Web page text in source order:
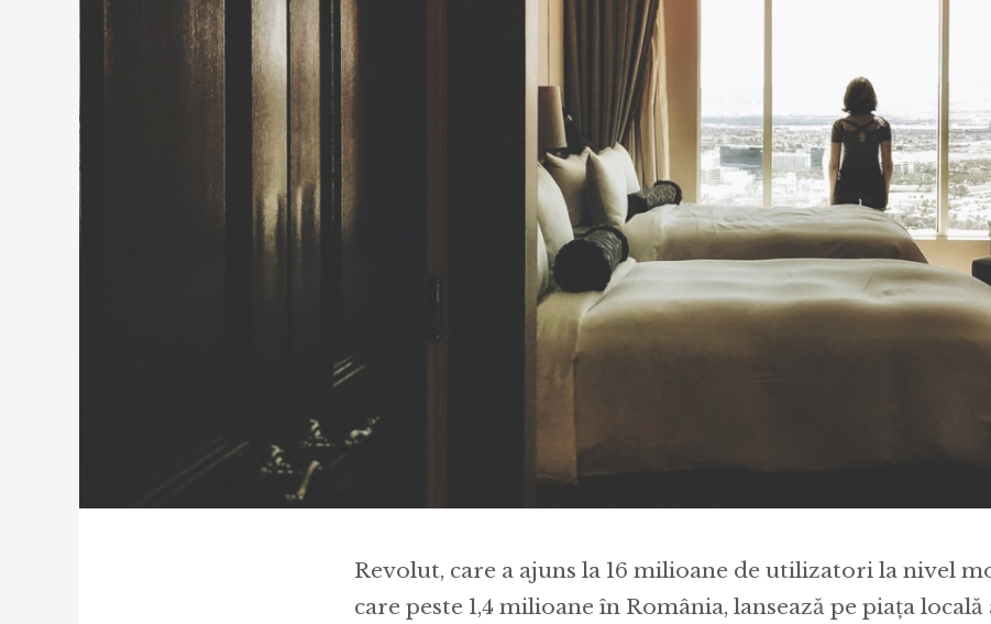
Revolut, care a ajuns la 16 milioane de utilizatori la nivel
care peste 1,4 milioane în România, lansează pe piața